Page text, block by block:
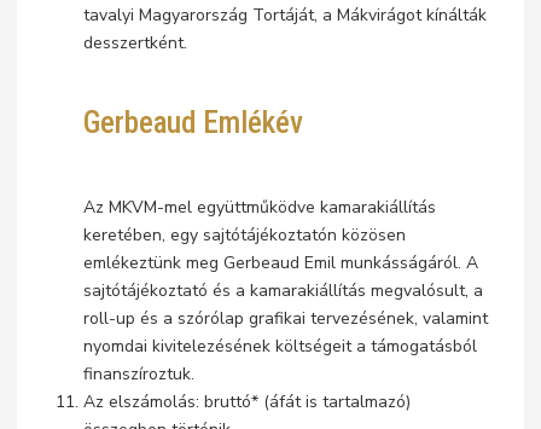
tavalyi Magyarország Tortáját, a Mákvirágot kínálták
desszertként.
Gerbeaud Emlékév
Az MKVM-mel együttműködve kamarakiállítás
keretében, egy sajtótájékoztatón közösen
emlékeztünk meg Gerbeaud Emil munkásságáról. A
sajtótájékoztató és a kamarakiállítás megvalósult, a
roll-up és a szórólap grafikai tervezésének, valamint
nyomdai kivitelezésének költségeit a támogatásból
finanszíroztuk.
Az elszámolás: bruttó* (áfát is tartalmazó)